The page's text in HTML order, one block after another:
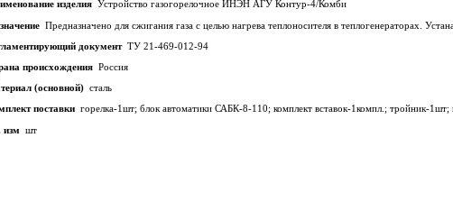
изделия Устройство газогорелочное ИНЭН АГУ Контур-4/Комби
Предназначено для сжигания газа с целью нагрева теплоносителя в теплогенераторах.
документТУ 21-469-012-94
происхождения Россия
(основной) сталь
поставки горелка-1шт; блок автоматики САБК-8-110; комплект вставок-1компл.; тройник-
изм шт